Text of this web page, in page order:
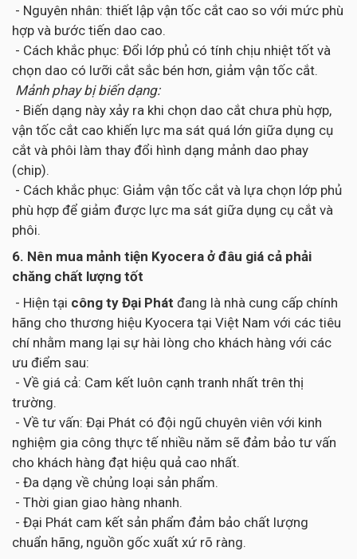
- Nguyên nhân: thiết lập vận tốc cắt cao so với mức phù
hợp và bước tiến dao cao.
- Cách khắc phục: Đổi lớp phủ có tính chịu nhiệt tốt và
chọn dao có lưỡi cắt sắc bén hơn, giảm vận tốc cắt.
Mảnh phay bị biến dạng:
- Biến dạng này xảy ra khi chọn dao cắt chưa phù hợp,
vận tốc cắt cao khiến lực ma sát quá lớn giữa dụng cụ
cắt và phôi làm thay đổi hình dạng mảnh dao phay
(chip).
- Cách khắc phục: Giảm vận tốc cắt và lựa chọn lớp phủ
phù hợp để giảm được lực ma sát giữa dụng cụ cắt và
phôi.
6. Nên mua mảnh tiện Kyocera ở đâu giá cả phải
chăng chất lượng tốt
- Hiện tại công ty Đại Phát đang là nhà cung cấp chính
hãng cho thương hiệu Kyocera tại Việt Nam với các tiêu
chí nhằm mang lại sự hài lòng cho khách hàng với các
ưu điểm sau:
- Về giá cả: Cam kết luôn cạnh tranh nhất trên thị
trường.
- Về tư vấn: Đại Phát có đội ngũ chuyên viên với kinh
nghiệm gia công thực tế nhiều năm sẽ đảm bảo tư vấn
cho khách hàng đạt hiệu quả cao nhất.
- Đa dạng về chủng loại sản phẩm.
- Thời gian giao hàng nhanh.
- Đại Phát cam kết sản phẩm đảm bảo chất lượng
chuẩn hãng, nguồn gốc xuất xứ rõ ràng.